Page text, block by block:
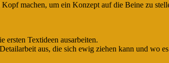
machen, um ein Konzept auf die Beine zu
ersten Textideen ausarbeiten.
aus, die sich ewig ziehen kann und wo